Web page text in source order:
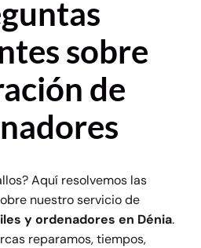
sobre
de
Aquí resolvemos las
nuestro servicio de
y ordenadores en Dénia.
reparamos, tiempos,